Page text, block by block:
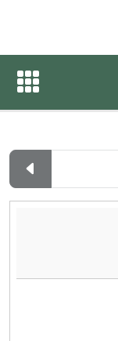
ปฏิทินกิจ
ปฏิทินกิจกรร